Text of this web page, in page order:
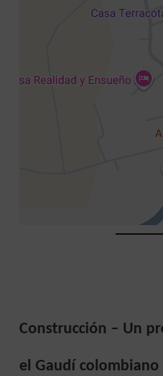
Construcción – Un
el Gaudí colombiano